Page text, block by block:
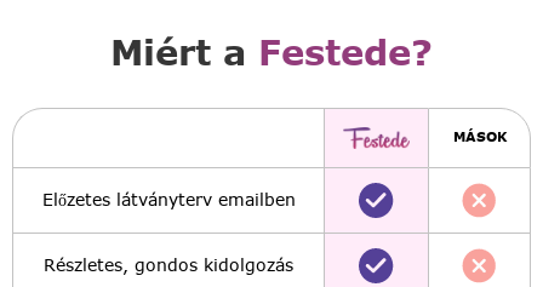
Miért a Festede?
MÁSOK
Előzetes látványterv emailben
Részletes, gondos kidolgozás